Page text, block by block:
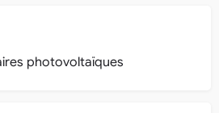
photovoltaïques